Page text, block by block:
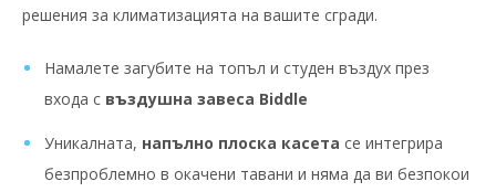
решения за климатизацията на вашите сгради.
Намалете загубите на топъл и студен въздух през
входа с въздушна завеса Biddle
Уникалната, напълно плоска касета се интегрира
безпроблемно в окачени тавани и няма да ви безпокои